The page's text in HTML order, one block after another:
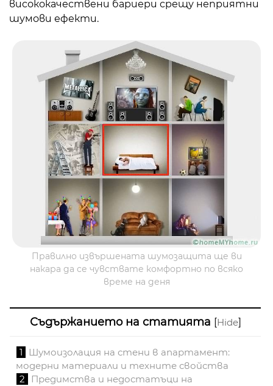
висококачествени бариери срещу неприятни
шумови ефекти.
Правилно извършената шумозащита ще ви
накара да се чувствате комфортно по всяко
време на деня
Съдържанието на статията [Hide]
1
Шумоизолация на стени в апартамент:
модерни материали и техните свойства
2
Предимства и недостатъци на